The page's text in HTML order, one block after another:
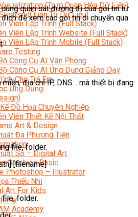
(Trực Quan Hóa Dữ Liệu)
(Quản Trị Dữ Liệu)
Viên Lập Trình (Full Stack)
Viên Lập Trình Website (Full Stack)
Viên Lập Trình Mobile (Full Stack)
Testing
Công Cụ AI Văn Phòng
Công Cụ AI Ứng Dụng Giảng Dạy
Cho Trẻ Em
Ứng Dụng
Đồ Họa Chuyên Nghiệp
Viên Thiết Kế Nội Thất
Art & Design
Đa Phương Tiện
Số – Digital Art
Graphics Basic
Photoshop – Illustrator
Thiếu Nhi
Art For Kids
Academy
quan sát đường đi của gói tin từ
để xem các gói tin di chuyển qua
địa chỉ IP, DNS… mà thiết bị đang
file, folder.
[filename]
file, folder.